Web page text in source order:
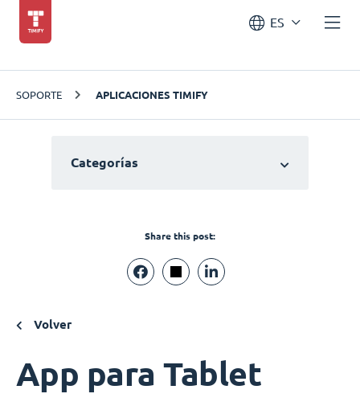
ES
SOPORTE APLICACIONES TIMIFY
Categorías
Share this post:
Volver
App para Tablet